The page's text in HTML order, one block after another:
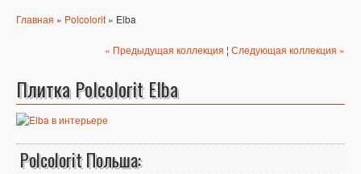
Главная » Polcolorit » Elba
« Предыдущая коллекция ¦ Следующая коллекция »
Плитка Polcolorit Elba
Polcolorit Польша: